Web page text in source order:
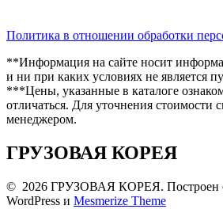
Политика в отношении обработки
**Информация на сайте носит
и ни при каких условиях не является
***Цены, указанные в каталоге
отличаться. Для уточнения стоимости
менеджером.
ГРУЗОВАЯ КОРЕЯ
© 2026 ГРУЗОВАЯ КОРЕЯ. Построен с
WordPress и Mesmerize Theme